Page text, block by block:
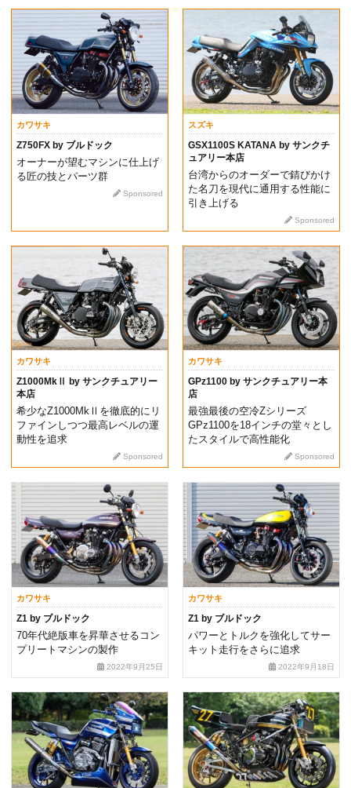
カワサキ
Z750FX by ブルドック
オーナーが望むマシンに仕上げ
る匠の技とパーツ群
Sponsored
スズキ
GSX1100S KATANA by サンクチ
ュアリー本店
台湾からのオーダーで錆びかけ
た名刀を現代に通用する性能に
引き上げる
Sponsored
カワサキ
Z1000MkⅡ by サンクチュアリー
本店
希少なZ1000MkⅡを徹底的にリ
ファインしつつ最高レベルの運
動性を追求
Sponsored
カワサキ
GPz1100 by サンクチュアリー本
店
最強最後の空冷Zシリーズ
GPz1100を18インチの堂々とし
たスタイルで高性能化
Sponsored
カワサキ
Z1 by ブルドック
70年代絶版車を昇華させるコン
プリートマシンの製作
2022年9月25日
カワサキ
Z1 by ブルドック
パワーとトルクを強化してサー
キット走行をさらに追求
2022年9月18日